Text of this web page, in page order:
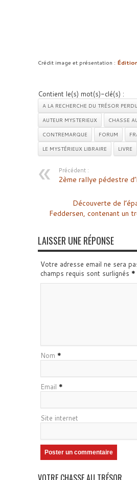
Crédit image et présentation :
Contient le(s) mot(s)-clé(s) :
A LA RECHERCHE DU TRÉSOR PERDU
AUTEUR MYSTERIEUX
CHASSE
CONTREMARQUE
FORUM
LE MYSTÉRIEUX LIBRAIRE
LIVRE
Précédent :
2ème rallye pédestre
Découverte de
Feddersen, contenant un
LAISSER UNE RÉPONSE
Votre adresse email ne sera
champs requis sont surlignés *
Nom *
Email *
Site internet